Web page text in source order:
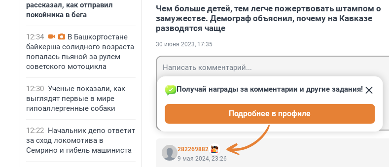
рассказал, как отправил
покойника в бега
12:34
В Башкортостане
байкерша солидного возраста
попалась пьяной за рулем
советского мотоцикла
12:30 Ученые показали, как
выглядят первые в мире
гипоаллергенные собаки
12:22 Начальник депо ответит
за сход локомотива в
Семрино и гибель машиниста
Чем больше детей, тем легче пожертвовать штампом о
замужестве. Демограф объяснил, почему на Кавказе
разводятся чаще
30 июня 2023, 17:35
282269882
Получай награды за комментарии и другие задания!
Подробнее в профиле
9 мая 2024, 23:26